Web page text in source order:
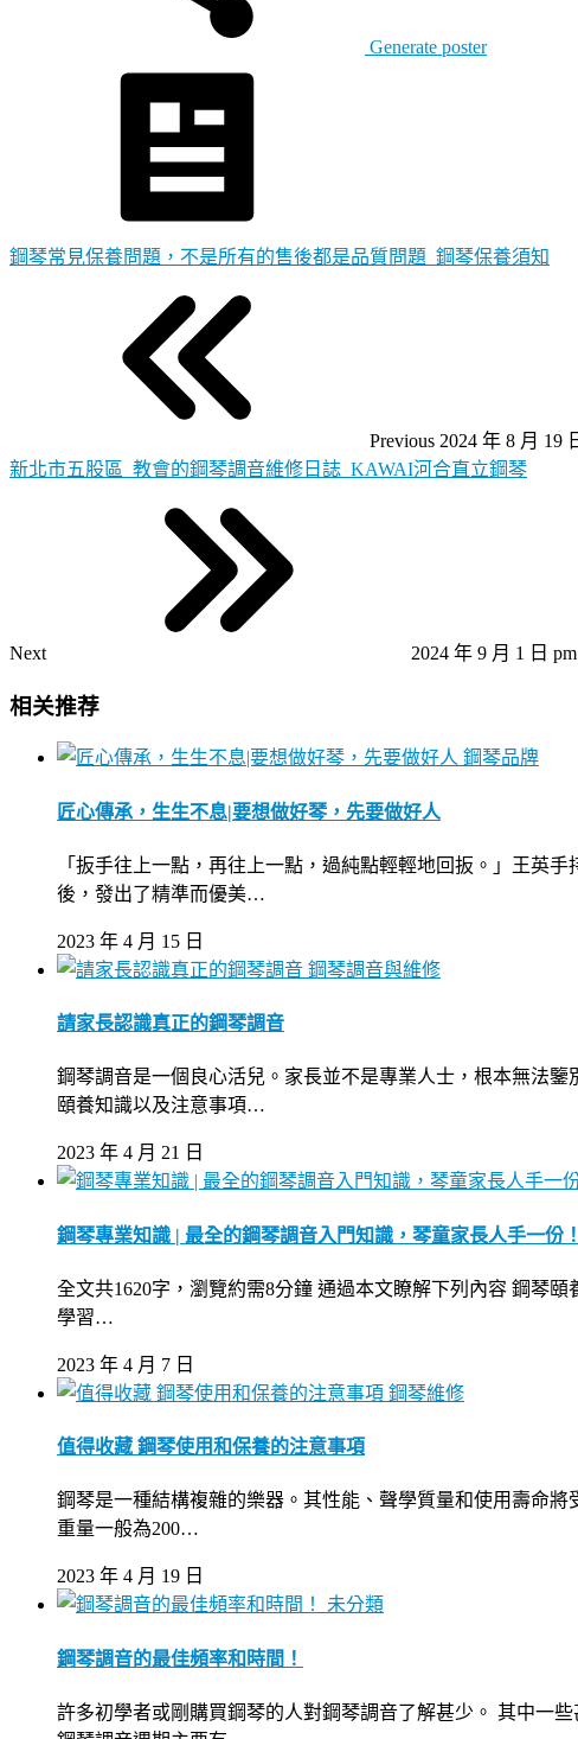
Generate poster
鋼琴常見保養問題，不是所有的售後都是品質問題_鋼琴保養須知
Previous 2024 年 8 月 19
新北市五股區_教會的鋼琴調音維修日誌_KAWAI河合直立鋼琴
Next 2024 年 9 月 1 日
相关推荐
鋼琴品牌
匠心傳承，生生不息|要想做好琴，先要做好人
「扳手往上一點，再往上一點，過純點輕輕地回扳。」王英
後，發出了精準而優美…
2023 年 4 月 15 日
鋼琴調音與維修
請家長認識真正的鋼琴調音
鋼琴調音是一個良心活兒。家長並不是專業人士，根本無法
頤養知識以及注意事項…
2023 年 4 月 21 日
鋼琴專業知識 | 最全的鋼琴調音入門知識，琴童家長人手一份！
全文共1620字，瀏覽約需8分鐘 通過本文瞭解下列內容 鋼琴
學習…
2023 年 4 月 7 日
鋼琴維修
值得收藏 鋼琴使用和保養的注意事項
鋼琴是一種結構複雜的樂器。其性能、聲學質量和使用壽命
重量一般為200…
2023 年 4 月 19 日
未分類
鋼琴調音的最佳頻率和時間！
許多初學者或剛購買鋼琴的人對鋼琴調音了解甚少。 其中一